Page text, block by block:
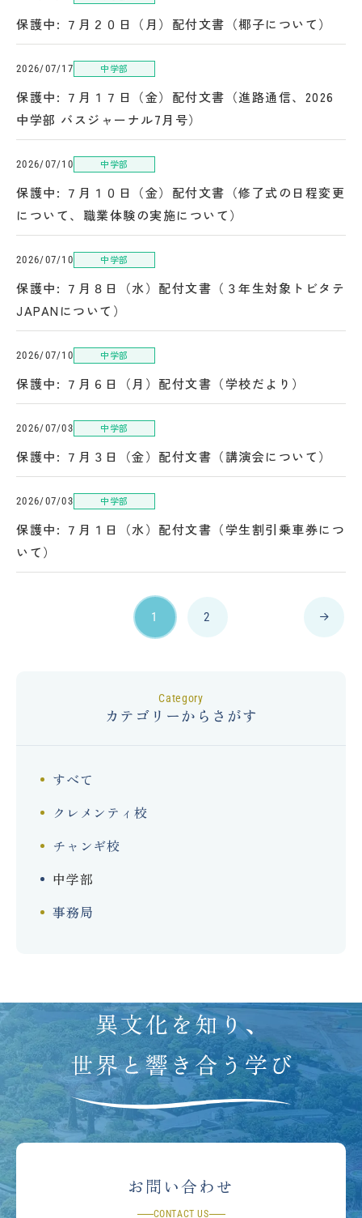
保護中: ７月２０日（月）配付文書（椰子について）
2026/07/17 中学部
保護中: ７月１７日（金）配付文書（進路通信、2026
中学部 バスジャーナル7月号）
2026/07/10 中学部
保護中: ７月１０日（金）配付文書（修了式の日程変更
について、職業体験の実施について）
2026/07/10 中学部
保護中: ７月８日（水）配付文書（３年生対象トビタテ
JAPANについて）
2026/07/10 中学部
保護中: ７月６日（月）配付文書（学校だより）
2026/07/03 中学部
保護中: ７月３日（金）配付文書（講演会について）
2026/07/03 中学部
保護中: ７月１日（水）配付文書（学生割引乗車券につ
いて）
1 2
category
カテゴリーからさがす
すべて
クレメンティ校
チャンギ校
中学部
事務局
お問い合わせ
CONTACT US